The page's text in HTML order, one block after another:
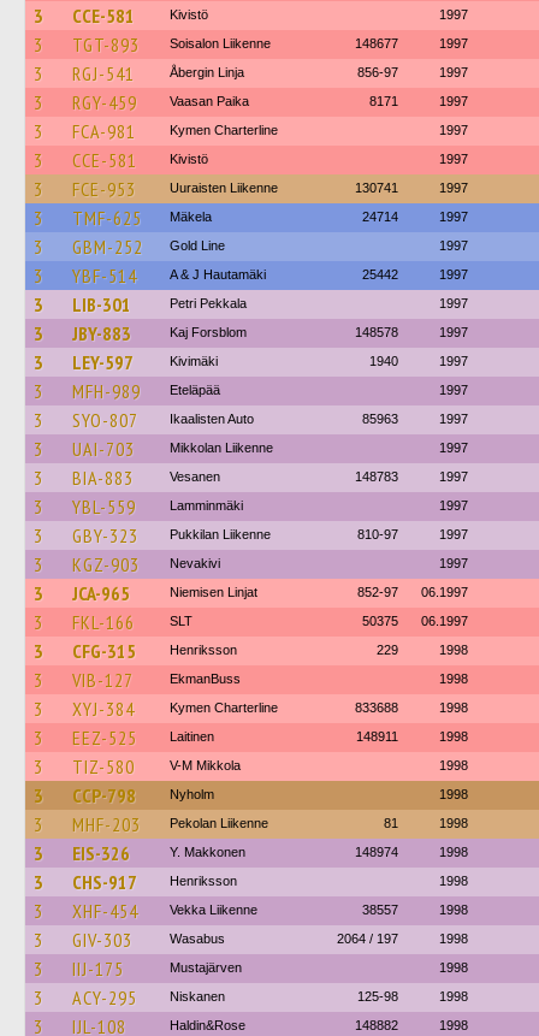
3 CCE-581 Kivistö 1997
3 TGT-893 Soisalon Liikenne 148677 1997
3 RGJ-541 Åbergin Linja 856-97 1997
3 RGY-459 Vaasan Paika 8171 1997
3 FCA-981 Kymen Charterline 1997
3 CCE-581 Kivistö 1997
3 FCE-953 Uuraisten Liikenne 130741 1997
3 TMF-625 Mäkela 24714 1997
3 GBM-252 Gold Line 1997
3 YBF-514 A & J Hautamäki 25442 1997
3 LIB-301 Petri Pekkala 1997
3 JBY-883 Kaj Forsblom 148578 1997
3 LEY-597 Kivimäki 1940 1997
3 MFH-989 Eteläpää 1997
3 SYO-807 Ikaalisten Auto 85963 1997
3 UAI-703 Mikkolan Liikenne 1997
3 BIA-883 Vesanen 148783 1997
3 YBL-559 Lamminmäki 1997
3 GBY-323 Pukkilan Liikenne 810-97 1997
3 KGZ-903 Nevakivi 1997
3 JCA-965 Niemisen Linjat 852-97 06.1997
3 FKL-166 SLT 50375 06.1997
3 CFG-315 Henriksson 229 1998
3 VIB-127 EkmanBuss 1998
3 XYJ-384 Kymen Charterline 833688 1998
3 EEZ-525 Laitinen 148911 1998
3 TIZ-580 V-M Mikkola 1998
3 CCP-798 Nyholm 1998
3 MHF-203 Pekolan Liikenne 81 1998
3 EIS-326 Y. Makkonen 148974 1998
3 CHS-917 Henriksson 1998
3 XHF-454 Vekka Liikenne 38557 1998
3 GIV-303 Wasabus 2064 / 197 1998
3 IIJ-175 Mustajärven 1998
3 ACY-295 Niskanen 125-98 1998
3 IJL-108 Haldin&Rose 148882 1998